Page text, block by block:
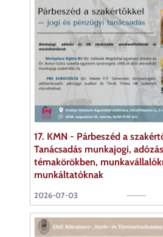
17. KMN - Párbeszéd a
Tanácsadás munkajogi,
témakörökben,
munkáltatóknak
2026-07-03